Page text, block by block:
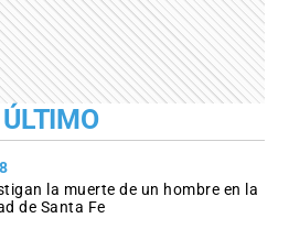
la muerte de un hombre en la
de Santa Fe